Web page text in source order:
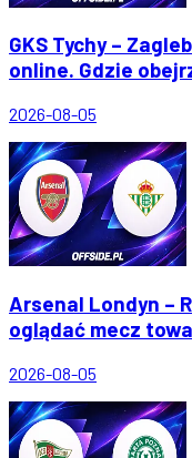
GKS Tychy –
online. Gdzie
2026-08-05
Arsenal Londyn –
oglądać mecz
2026-08-05